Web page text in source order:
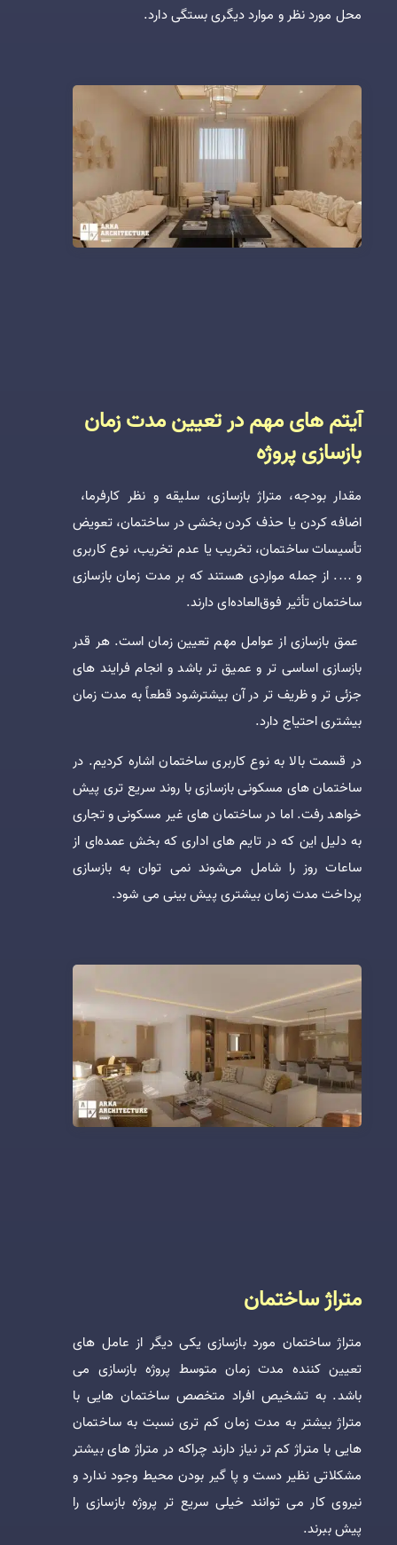
محل مورد نظر و موارد دیگری بستگی دارد.
آیتم های مهم در تعیین مدت زمان
بازسازی پروژه
مقدار بودجه، متراژ بازسازی، سلیقه و نظر کارفرما،
اضافه کردن یا حذف کردن بخشی در ساختمان، تعویض
تأسیسات ساختمان، تخریب یا عدم تخریب، نوع کاربری
و …. از جمله مواردی هستند که بر مدت زمان بازسازی
ساختمان تأثیر فوق‌العاده‌ای دارند.
عمق بازسازی از عوامل مهم تعیین زمان است. هر قدر
بازسازی اساسی تر و عمیق تر باشد و انجام فرایند های
جزئی تر و ظریف تر در آن بیشترشود قطعاً به مدت زمان
بیشتری احتیاج دارد.
در قسمت بالا به نوع کاربری ساختمان اشاره کردیم. در
ساختمان های مسکونی بازسازی با روند سریع تری پیش
خواهد رفت. اما در ساختمان های غیر مسکونی و تجاری
به دلیل این که در تایم های اداری که بخش عمده‌ای از
ساعات روز را شامل می‌شوند نمی توان به بازسازی
پرداخت مدت زمان بیشتری پیش بینی می شود.
متراژ ساختمان
متراژ ساختمان مورد بازسازی یکی دیگر از عامل های
تعیین کننده مدت زمان متوسط پروژه بازسازی می
باشد. به تشخیص افراد متخصص ساختمان هایی با
متراژ بیشتر به مدت زمان کم تری نسبت به ساختمان
هایی با متراژ کم تر نیاز دارند چراکه در متراژ های بیشتر
مشکلاتی نظیر دست و پا گیر بودن محیط وجود ندارد و
نیروی کار می توانند خیلی سریع تر پروژه بازسازی را
پیش ببرند.